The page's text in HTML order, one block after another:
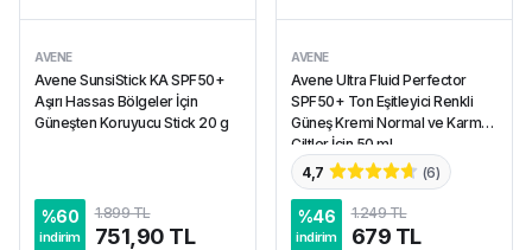
AVENE
Avene SunsiStick KA SPF50+
Aşırı Hassas Bölgeler İçin
Güneşten Koruyucu Stick 20 g
%60
indirim
1.899 TL
751,90 TL
AVENE
Avene Ultra Fluid Perfector
SPF50+ Ton Eşitleyici Renkli
Güneş Kremi Normal ve Karma
Ciltler İçin 50 ml
4,7
(6)
%46
indirim
1.249 TL
679 TL